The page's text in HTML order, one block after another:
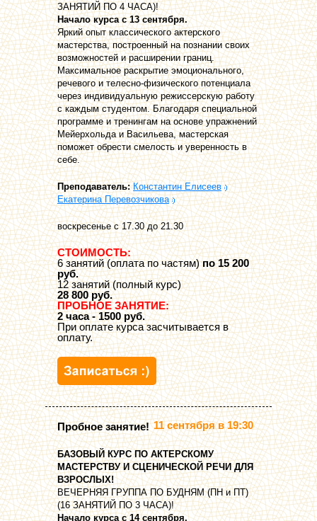
ЗАНЯТИЙ ПО 4 ЧАСА)!
Начало курса с 13 сентября.
Яркий опыт классического актерского
мастерства, построенный на познании своих
возможностей и расширении границ.
Максимальное раскрытие эмоционального,
речевого и телесно-физического потенциала
через индивидуальную режиссерскую работу
с каждым студентом. Благодаря специальной
программе и тренингам на основе упражнений
Мейерхольда и Васильева, мастерская
поможет обрести смелость и уверенность в
себе.
Преподаватель: Константин Елисеев
Екатерина Перевозчикова
воскресенье с 17.30 до 21.30
СТОИМОСТЬ:
6 занятий (оплата по частям)по 15 200
руб.
12 занятий (полный курс)
28 800 руб.
ПРОБНОЕ ЗАНЯТИЕ:
2 часа - 1500 руб.
При оплате курса засчитывается в
оплату.
Пробное занятие! 11 сентября в 19:30
БАЗОВЫЙ КУРС ПО АКТЕРСКОМУ
МАСТЕРСТВУ И СЦЕНИЧЕСКОЙ РЕЧИ ДЛЯ
ВЗРОСЛЫХ!
ВЕЧЕРНЯЯ ГРУППА ПО БУДНЯМ (ПН и ПТ)
(16 ЗАНЯТИЙ ПО 3 ЧАСА)!
Начало курса с 14 сентября.